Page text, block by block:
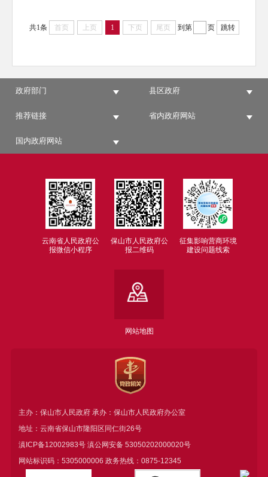
共1条 首页 上页 1 下页 尾页 到第 页 跳转
政府部门 县区政府
推荐链接 省内政府网站
国内政府网站
云南省人民政府公
报微信小程序
保山市人民政府公
报二维码
征集影响营商环境
建设问题线索
网站地图
主办：保山市人民政府 承办：保山市人民政府办公室
地址：云南省保山市隆阳区同仁街26号
滇ICP备12002983号滇公网安备 53050202000020号
网站标识码：5305000006 政务热线：0875-12345